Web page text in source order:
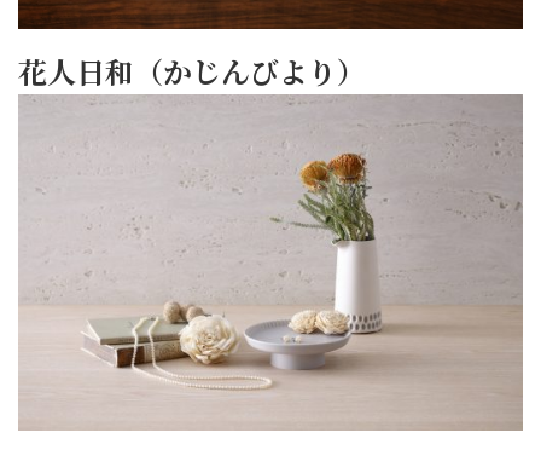
花人日和（かじんびより）